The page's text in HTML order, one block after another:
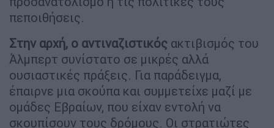
πεποιθήσεις.
Στην αρχή, ο αντιναζιστικός ακτιβισμός του
Άλμπερτ συνίστατο σε μικρές αλλά
ουσιαστικές πράξεις. Για παράδειγμα,
έπαιρνε μια σκούπα και συμμετείχε μαζί με
ομάδες Εβραίων, που είχαν εντολή να
σκουπίσουν τους δρόμους. Οι στρατιώτες